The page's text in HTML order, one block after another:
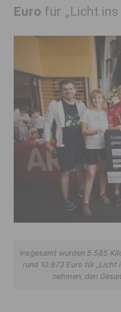
Euro für „Licht ins
Insgesamt wurden 5.585
rund 10.873 Euro für
nehmen, den